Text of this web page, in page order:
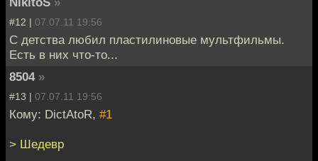
#12 | 07.07.11 19:56
С детства любил пластилиновые мультфильмы.
Есть в них что-то...
8504 »
#13 | 07.07.11 19:56
Кому: DictAtoR, #1
> Шедевр